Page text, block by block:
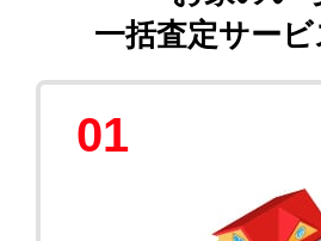
一括査定サー
01